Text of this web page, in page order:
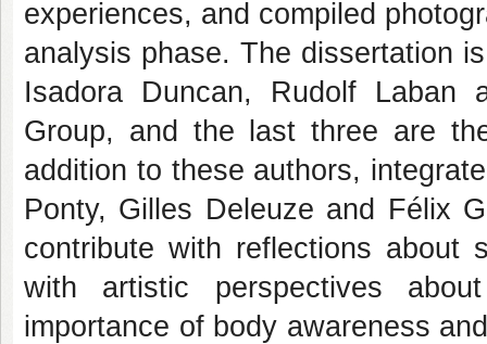
experiences, and compiled
analysis phase. The dissertation
Isadora Duncan, Rudolf Laban
Group, and the last three are
addition to these authors,
Ponty, Gilles Deleuze and Félix
contribute with reflections about
with artistic perspectives
importance of body awareness